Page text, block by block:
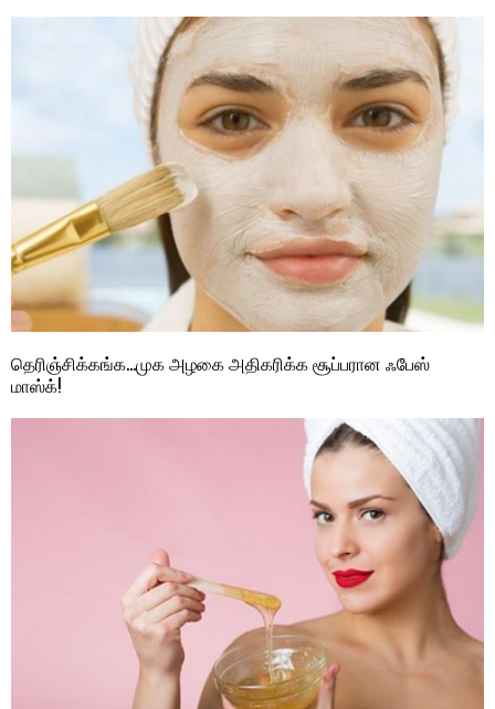
தெரிஞ்சிக்கங்க…முக அழகை அதிகரிக்க சூப்பரான ஃபேஸ்
மாஸ்க்!